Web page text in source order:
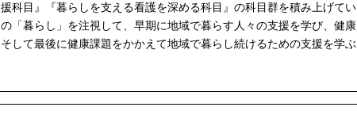
科目』『暮らしを支える看護を深める科目』の科目群を積み上げてい
「暮らし」を注視して、早期に地域で暮らす人々の支援を学び、健康
して最後に健康課題をかかえて地域で暮らし続けるための支援を学ぶ